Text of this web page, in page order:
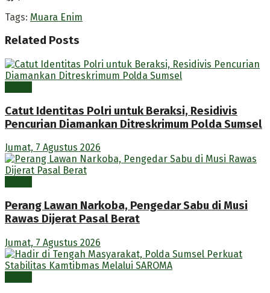
Tags: Muara Enim
Related Posts
Catut Identitas Polri untuk Beraksi, Residivis
Pencurian Diamankan Ditreskrimum Polda Sumsel
Jumat, 7 Agustus 2026
Perang Lawan Narkoba, Pengedar Sabu di Musi
Rawas Dijerat Pasal Berat
Jumat, 7 Agustus 2026